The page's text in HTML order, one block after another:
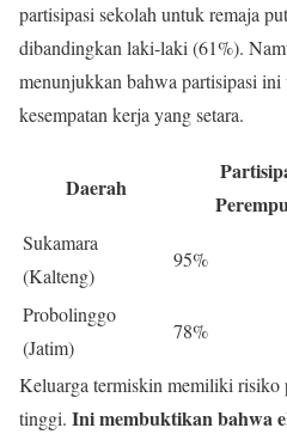
partisipasi sekolah untuk remaja
dibandingkan laki-laki (61%).
menunjukkan bahwa partisipasi
kesempatan kerja yang setara.
Daerah
Sukamara
(Kalteng)
95%
Probolinggo
(Jatim)
78%
Keluarga termiskin memiliki risiko
tinggi. Ini membuktikan bahwa